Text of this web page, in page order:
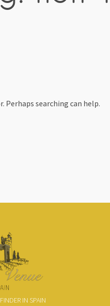
Perhaps searching can help.
IN SPAIN